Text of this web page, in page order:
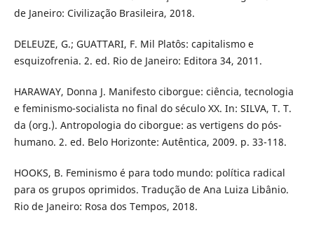
de Janeiro: Civilização Brasileira, 2018.
DELEUZE, G.; GUATTARI, F. Mil Platôs: capitalismo e
esquizofrenia. 2. ed. Rio de Janeiro: Editora 34, 2011.
HARAWAY, Donna J. Manifesto ciborgue: ciência, tecnologia
e feminismo-socialista no final do século XX. In: SILVA, T. T.
da (org.). Antropologia do ciborgue: as vertigens do pós-
humano. 2. ed. Belo Horizonte: Autêntica, 2009. p. 33-118.
HOOKS, B. Feminismo é para todo mundo: política radical
para os grupos oprimidos. Tradução de Ana Luiza Libânio.
Rio de Janeiro: Rosa dos Tempos, 2018.